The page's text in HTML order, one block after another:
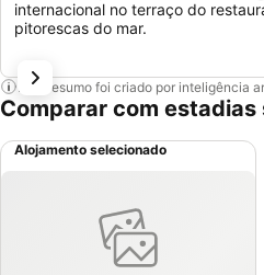
internacional no terraço do
pitorescas do mar.
Este resumo foi criado por inteligência
Comparar com estadias
Alojamento selecionado